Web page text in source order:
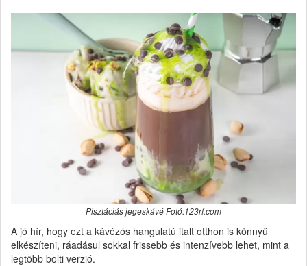
Pisztáciás jegeskávé Fotó:123rf.com
A jó hír, hogy ezt a kávézós hangulatú italt otthon is könnyű
elkészíteni, ráadásul sokkal frissebb és intenzívebb lehet, mint a
legtöbb bolti verzió.